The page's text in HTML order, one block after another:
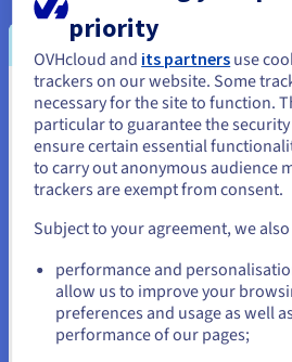
de aandacht te brengen. Dit kan uw
aankoopideeën leveren voor hun
Auteursrechten
De verkoop van auteursrechten is
kookblog te gelde te maken. U kunt
Je lijkt je in
bevinden.
Als je wilt bestellen vanuit [land], moet
doorbladeren en een account aanmaken.
us.ovhcloud.com/
Engels
or
priority
OVHcloud and its partners use
trackers on our website. Some
necessary for the site to function.
particular to guarantee the
ensure certain essential
to carry out anonymous audience
trackers are exempt from consent.
Subject to your agreement, we
performance and
allow us to improve your
preferences and usage as well
performance of our pages;